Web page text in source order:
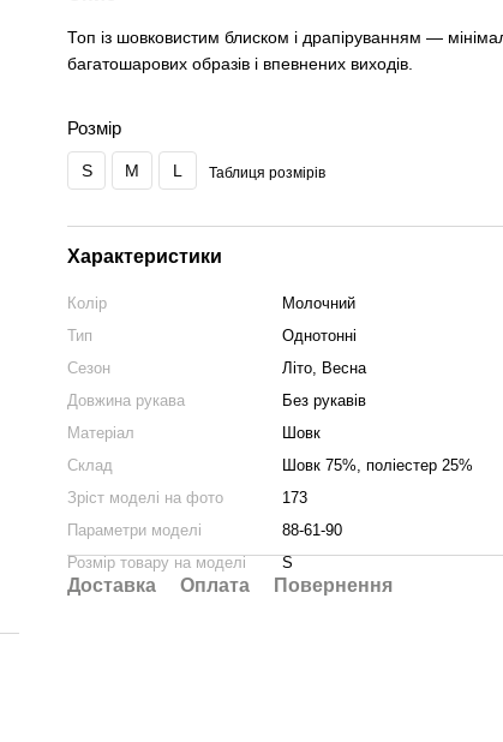
Топ із шовковистим блиском і драпіруванням —
багатошарових образів і впевнених виходів.
Розмір
S M L Таблиця розмірів
Характеристики
Колір
Молочний
Тип
Однотонні
Сезон
Літо, Весна
Довжина рукава
Без рукавів
Матеріал
Шовк
Склад
Шовк 75%, поліестер 25%
Зріст моделі на фото
173
Параметри моделі
88-61-90
Розмір товару на моделі
S
Доставка Оплата Повернення